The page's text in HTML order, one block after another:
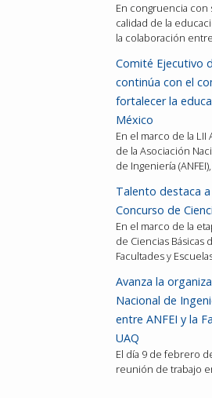
En congruencia
calidad de la
la colaboración
Comité Ejecutivo
continúa con el
fortalecer la
México
En el marco de la
de la Asociación
de Ingeniería
Talento destaca
Concurso de
En el marco de la
de Ciencias Básicas
Facultades y
Avanza la
Nacional de
entre ANFEI y la
UAQ
El día 9 de febrero
reunión de trabajo